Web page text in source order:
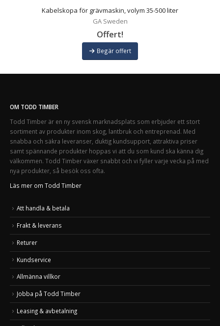
Kabelskopa för grävmaskin, volym 35-500 liter
GA Sweden
Offert!
Begär offert
OM TODD TIMBER
Todd Timber är en ny svensk marknadsplats som erbjuder ett stort
sortiment av produkter inom skog, lantbruk och entreprenad. Med
snabba och säkra leveranser, duktig kundsupport, attraktiva priser
samt spännande produkter hoppas vi att du som kund ska känna dig
välkommen. Todd Timber växer snabbt och vi fyller varje vecka på med
nya produkter, så besök oss ofta.
Läs mer om Todd Timber
Att handla & betala
Frakt & leverans
Returer
Kundservice
Allmänna villkor
Jobba på Todd Timber
Leasing & avbetalning